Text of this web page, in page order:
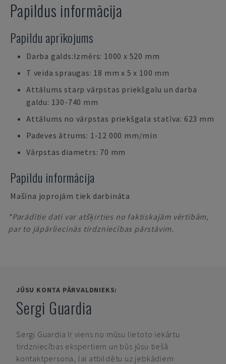
Papildus informācija
Papildu aprīkojums
Darba galds:Izmērs: 1000 x 520 mm
T veida spraugas: 18 mm x 5 x 100 mm
Attālums starp vārpstas priekšgalu un darba
galdu: 130-740 mm
Attālums no vārpstas priekšgala statīva: 623 mm
Padeves ātrums: 1-12 000 mm/min
Vārpstas diametrs: 70 mm
Papildu informācija
Mašīna joprojām tiek darbināta
*Parādītie dati var atšķirties no faktiskajām vērtībām,
par to jāpārliecinās tirdzniecības pārstāvim.
JŪSU KONTA PĀRVALDNIEKS:
Sergi Guardia
Sergi Guardia Ir viens no mūsu lietoto iekārtu
tirdzniecības ekspertiem un būs jūsu tiešā
kontaktpersona, lai atbildētu uz jebkādiem